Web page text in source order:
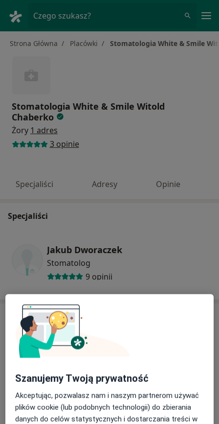
Czego szukasz?
Strona Główna Placówki Stomatologia White & Smile
Stomatologia White & Smile Witold
Chaberko
Żory 1 adres
3 opinie
Specjaliści Adresy Opinie
Specjaliści
Jakub Dworaczek
Stomatolog
9 opinii
Adres
Stomatologia White & Smile Witold Chaberko
Sądowa 7, 44-240 Żory
Szanujemy Twoją prywatność
Akceptując, pozwalasz nam i naszym partnerom używać
plików cookie (lub podobnych technologii) do zbierania
danych do celów statystycznych i dostarczania treści w